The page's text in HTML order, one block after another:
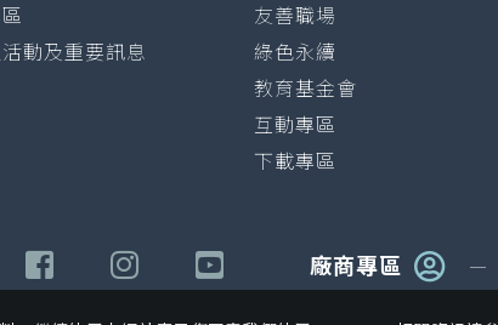
動及重要訊息
友善職場
綠色永續
教育基金會
互動專區
下載專區
廠商專區